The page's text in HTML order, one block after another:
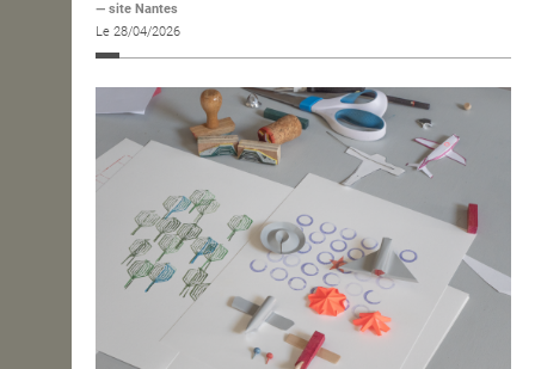
— site Nantes
Le 28/04/2026